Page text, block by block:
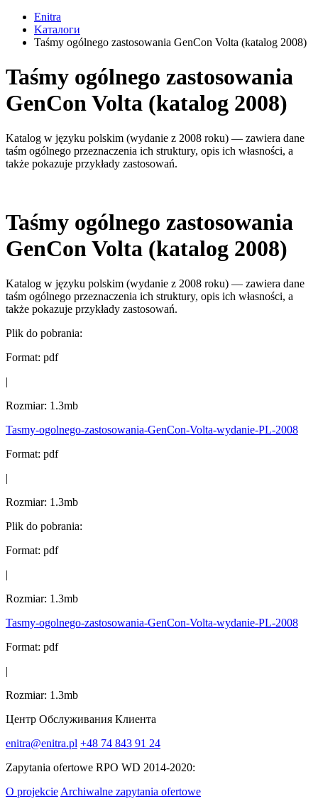
Enitra
Kaталоги
Taśmy ogólnego zastosowania GenCon Volta (katalog 2008)
Taśmy ogólnego zastosowania
GenCon Volta (katalog 2008)
Katalog w języku polskim (wydanie z 2008 roku) — zawiera dane
taśm ogólnego przeznaczenia ich struktury, opis ich własności, a
także pokazuje przykłady zastosowań.
Taśmy ogólnego zastosowania
GenCon Volta (katalog 2008)
Katalog w języku polskim (wydanie z 2008 roku) — zawiera dane
taśm ogólnego przeznaczenia ich struktury, opis ich własności, a
także pokazuje przykłady zastosowań.
Plik do pobrania:
Format: pdf
|
Rozmiar: 1.3mb
Tasmy-ogolnego-zastosowania-GenCon-Volta-wydanie-PL-2008
Format: pdf
|
Rozmiar: 1.3mb
Plik do pobrania:
Format: pdf
|
Rozmiar: 1.3mb
Tasmy-ogolnego-zastosowania-GenCon-Volta-wydanie-PL-2008
Format: pdf
|
Rozmiar: 1.3mb
Центр Обслуживания Клиента
enitra@enitra.pl +48 74 843 91 24
Zapytania ofertowe RPO WD 2014-2020:
O projekcie Archiwalne zapytania ofertowe